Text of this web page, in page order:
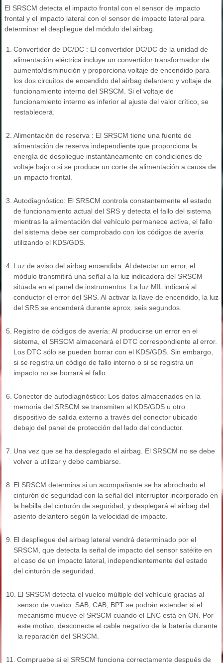
El SRSCM detecta el impacto frontal con el sensor de impacto
frontal y el impacto lateral con el sensor de impacto lateral para
determinar el despliegue del módulo del airbag.
1.
Convertidor de DC/DC : El convertidor DC/DC de la unidad de
alimentación eléctrica incluye un convertidor transformador de
aumento/disminución y proporciona voltaje de encendido para
los dos circuitos de encendido del airbag delantero y voltaje de
funcionamiento interno del SRSCM. Si el voltaje de
funcionamiento interno es inferior al ajuste del valor crítico, se
restablecerá.
2. Alimentación de reserva : El SRSCM tiene una fuente de
alimentación de reserva independiente que proporciona la
energía de despliegue instantáneamente en condiciones de
voltaje bajo o si se produce un corte de alimentación a causa de
un impacto frontal.
3. Autodiagnóstico: El SRSCM controla constantemente el estado
de funcionamiento actual del SRS y detecta el fallo del sistema
mientras la alimentación del vehículo permanece activa, el fallo
del sistema debe ser comprobado con los códigos de avería
utilizando el KDS/GDS.
4. Luz de aviso del airbag encendida: Al detectar un error, el
módulo transmitirá una señal a la luz indicadora del SRSCM
situada en el panel de instrumentos. La luz MIL indicará al
conductor el error del SRS. Al activar la llave de encendido, la luz
del SRS se encenderá durante aprox. seis segundos.
5. Registro de códigos de avería: Al producirse un error en el
sistema, el SRSCM almacenará el DTC correspondiente al error.
Los DTC sólo se pueden borrar con el KDS/GDS. Sin embargo,
si se registra un código de fallo interno o si se registra un
impacto no se borrará el fallo.
6. Conector de autodiagnóstico: Los datos almacenados en la
memoria del SRSCM se transmiten al KDS/GDS u otro
dispositivo de salida externo a través del conector ubicado
debajo del panel de protección del lado del conductor.
7. Una vez que se ha desplegado el airbag. El SRSCM no se debe
volver a utilizar y debe cambiarse.
8. El SRSCM determina si un acompañante se ha abrochado el
cinturón de seguridad con la señal del interruptor incorporado en
la hebilla del cinturón de seguridad, y desplegará el airbag del
asiento delantero según la velocidad de impacto.
9. El despliegue del airbag lateral vendrá determinado por el
SRSCM, que detecta la señal de impacto del sensor satélite en
el caso de un impacto lateral, independientemente del estado
del cinturón de seguridad.
10. El SRSCM detecta el vuelco múltiple del vehículo gracias al
sensor de vuelco. SAB, CAB, BPT se podrán extender si el
mecanismo mueve el SRSCM cuando el ENC está en ON. Por
este motivo, desconecte el cable negativo de la batería durante
la reparación del SRSCM.
11. Compruebe si el SRSCM funciona correctamente después de